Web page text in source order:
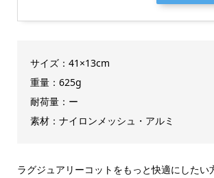
サイズ：41×13cm
重量：625g
耐荷量：ー
素材：ナイロンメッシュ・アルミ
ラグジュアリーコットをもっと快適にしたい